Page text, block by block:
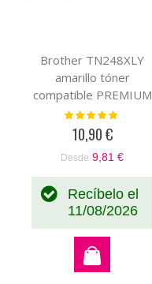
Brother TN248XLY
amarillo tóner
compatible PREMIUM
(2,3K)
Valoración:
10,90 €
Desde 9,81 €
Recíbelo el
11/08/2026